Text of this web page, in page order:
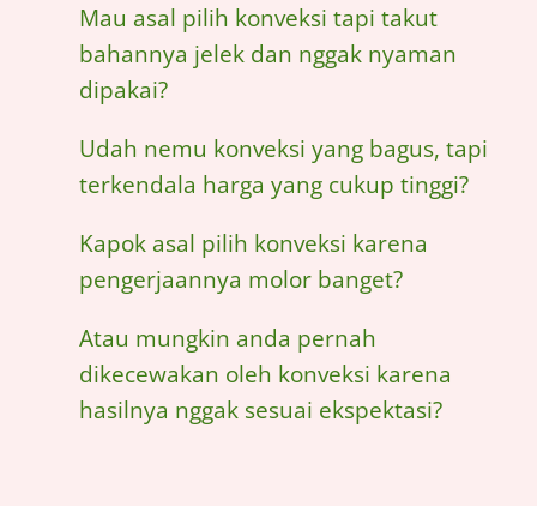
Mau asal pilih konveksi tapi takut
bahannya jelek dan nggak nyaman
dipakai?
Udah nemu konveksi yang bagus, tapi
terkendala harga yang cukup tinggi?
Kapok asal pilih konveksi karena
pengerjaannya molor banget?
Atau mungkin anda pernah
dikecewakan oleh konveksi karena
hasilnya nggak sesuai ekspektasi?